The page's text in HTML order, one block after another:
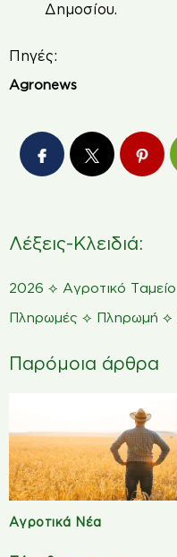
Δημοσίου.
Πηγές:
Agronews
Λέξεις-Κλειδιά:
2026 ⟡ Αγροτικό Ταμείο
Πληρωμές ⟡ Πληρωμή ⟡
Παρόμοια άρθρα
Αγροτικά Νέα